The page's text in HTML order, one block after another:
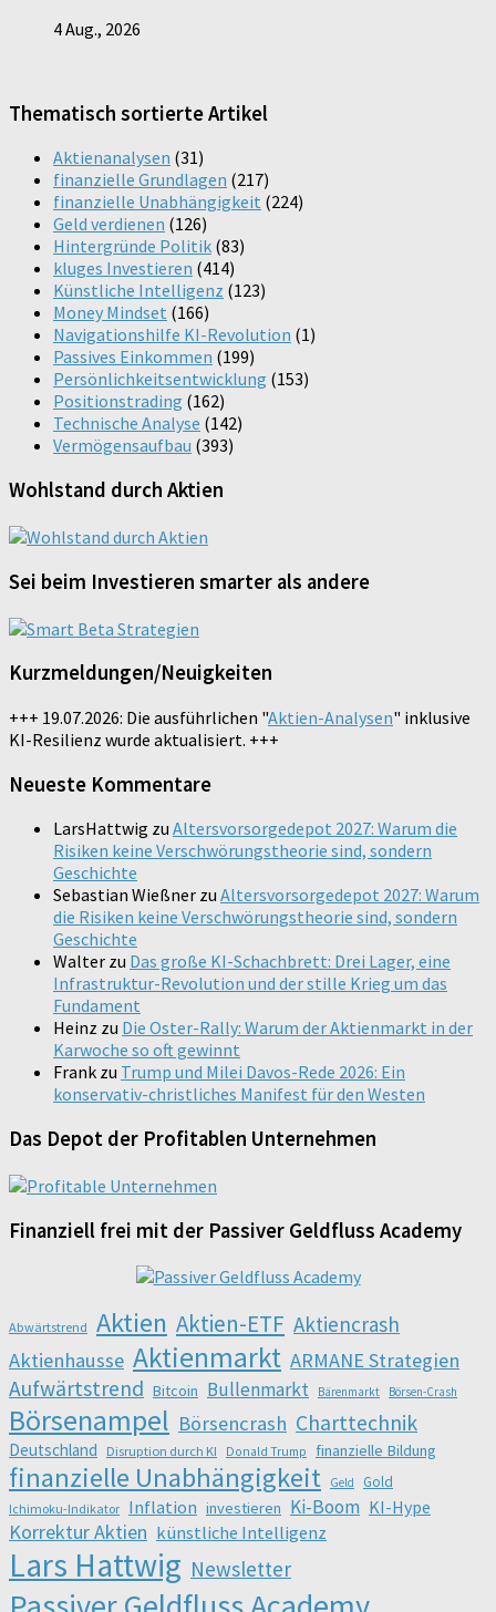
4 Aug., 2026
Thematisch sortierte Artikel
Aktienanalysen (31)
finanzielle Grundlagen (217)
finanzielle Unabhängigkeit (224)
Geld verdienen (126)
Hintergründe Politik (83)
kluges Investieren (414)
Künstliche Intelligenz (123)
Money Mindset (166)
Navigationshilfe KI-Revolution (1)
Passives Einkommen (199)
Persönlichkeitsentwicklung (153)
Positionstrading (162)
Technische Analyse (142)
Vermögensaufbau (393)
Wohlstand durch Aktien
Sei beim Investieren smarter als andere
Kurzmeldungen/Neuigkeiten
+++ 19.07.2026: Die ausführlichen "Aktien-Analysen" inklusive
KI-Resilienz wurde aktualisiert. +++
Neueste Kommentare
LarsHattwig zu Altersvorsorgedepot 2027: Warum die
Risiken keine Verschwörungstheorie sind, sondern
Geschichte
Sebastian Wießner zu Altersvorsorgedepot 2027: Warum
die Risiken keine Verschwörungstheorie sind, sondern
Geschichte
Walter zu Das große KI-Schachbrett: Drei Lager, eine
Infrastruktur-Revolution und der stille Krieg um das
Fundament
Heinz zu Die Oster-Rally: Warum der Aktienmarkt in der
Karwoche so oft gewinnt
Frank zu Trump und Milei Davos-Rede 2026: Ein
konservativ-christliches Manifest für den Westen
Das Depot der Profitablen Unternehmen
Finanziell frei mit der Passiver Geldfluss Academy
Abwärtstrend Aktien Aktien-ETF Aktiencrash
Aktienhausse Aktienmarkt ARMANE Strategien
Aufwärtstrend Bitcoin Bullenmarkt Bärenmarkt Börsen-Crash
Börsenampel Börsencrash Charttechnik
Deutschland Disruption durch KI Donald Trump finanzielle Bildung
finanzielle Unabhängigkeit Geld Gold
Ichimoku-Indikator Inflation investieren Ki-Boom KI-Hype
Korrektur Aktien künstliche Intelligenz
Lars Hattwig Newsletter